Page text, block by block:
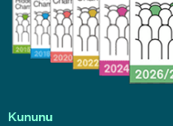
Kununu